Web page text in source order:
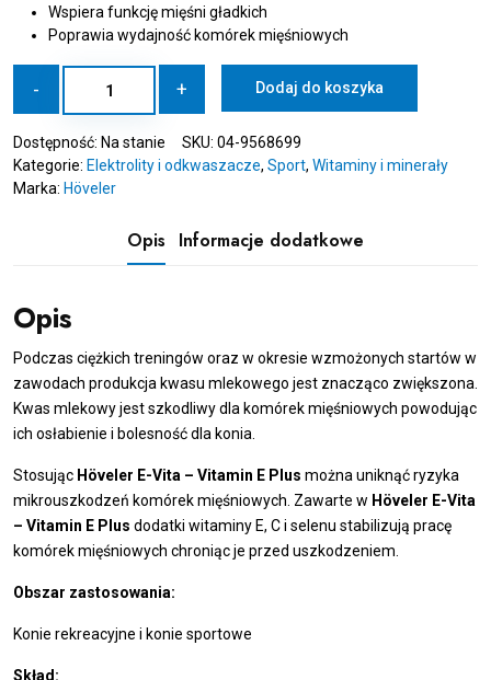
Wspiera funkcję mięśni gładkich
Poprawia wydajność komórek mięśniowych
-
HÖVELER
E-
Vita
Plus
-
+ Dodaj do koszyka
Dostępność: Na stanie SKU: 04-9568699
Kategorie: Elektrolity i odkwaszacze, Sport, Witaminy i minerały
Marka: Höveler
Opis Informacje dodatkowe
Opis
Podczas ciężkich treningów oraz w okresie wzmożonych startów w
zawodach produkcja kwasu mlekowego jest znacząco zwiększona.
Kwas mlekowy jest szkodliwy dla komórek mięśniowych powodując
ich osłabienie i bolesność dla konia.
Stosując Höveler E-Vita – Vitamin E Plus można uniknąć ryzyka
mikrouszkodzeń komórek mięśniowych. Zawarte w Höveler E-Vita
– Vitamin E Plus dodatki witaminy E, C i selenu stabilizują pracę
komórek mięśniowych chroniąc je przed uszkodzeniem.
Obszar zastosowania:
Konie rekreacyjne i konie sportowe
Skład: